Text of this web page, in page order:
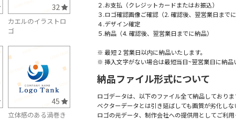
32
カエルのイラストロ
ゴ
45
立体感のある渦巻き
２.お支払（クレジットカードまたはお振込）
３.ロゴ確認画像ご確認（2. 確認後、翌営業日までに
４.デザイン確定
５.納品（4. 確認後、翌営業日までに納品）
※ 最短 2 営業日以内に納品いたします。
※ 挿入文字がない場合は最短当日~翌営業日に納品
納品ファイル形式について
ロゴデータは、以下のファイル全て納品しておりま
ベクターデータとは引き延ばしても画質が劣化しな
ロゴの元データ、制作会社への提供用としてご利用